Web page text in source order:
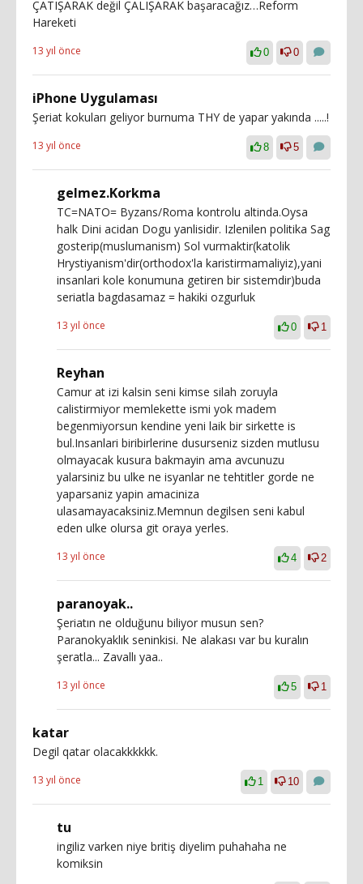
ÇATIŞARAK değil ÇALIŞARAK başaracağız…Reform
Hareketi
13 yıl önce 0 0
iPhone Uygulaması
Şeriat kokuları geliyor burnuma THY de yapar yakında .....!
13 yıl önce 8 5
gelmez.Korkma
TC=NATO= Byzans/Roma kontrolu altinda.Oysa
halk Dini acidan Dogu yanlisidir. Izlenilen politika Sag
gosterip(muslumanism) Sol vurmaktir(katolik
Hrystiyanism'dir(orthodox'la karistirmamaliyiz),yani
insanlari kole konumuna getiren bir sistemdir)buda
seriatla bagdasamaz = hakiki ozgurluk
13 yıl önce 0 1
Reyhan
Camur at izi kalsin seni kimse silah zoruyla
calistirmiyor memlekette ismi yok madem
begenmiyorsun kendine yeni laik bir sirkette is
bul.Insanlari biribirlerine dusurseniz sizden mutlusu
olmayacak kusura bakmayin ama avcunuzu
yalarsiniz bu ulke ne isyanlar ne tehtitler gorde ne
yaparsaniz yapin amaciniza
ulasamayacaksiniz.Memnun degilsen seni kabul
eden ulke olursa git oraya yerles.
13 yıl önce 4 2
paranoyak..
Şeriatın ne olduğunu biliyor musun sen?
Paranokyaklık seninkisi. Ne alakası var bu kuralın
şeratla... Zavallı yaa..
13 yıl önce 5 1
katar
Degil qatar olacakkkkkk.
13 yıl önce 1 10
tu
ingiliz varken niye britiş diyelim puhahaha ne
komiksin